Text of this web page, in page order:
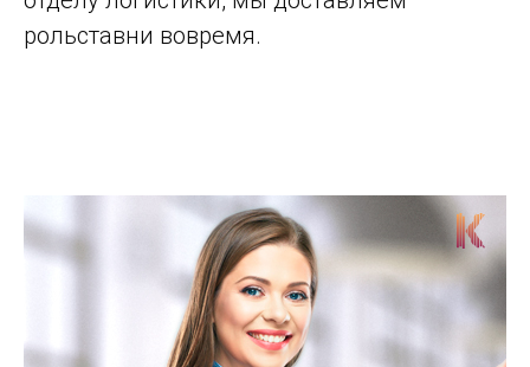
рольставни вовремя.